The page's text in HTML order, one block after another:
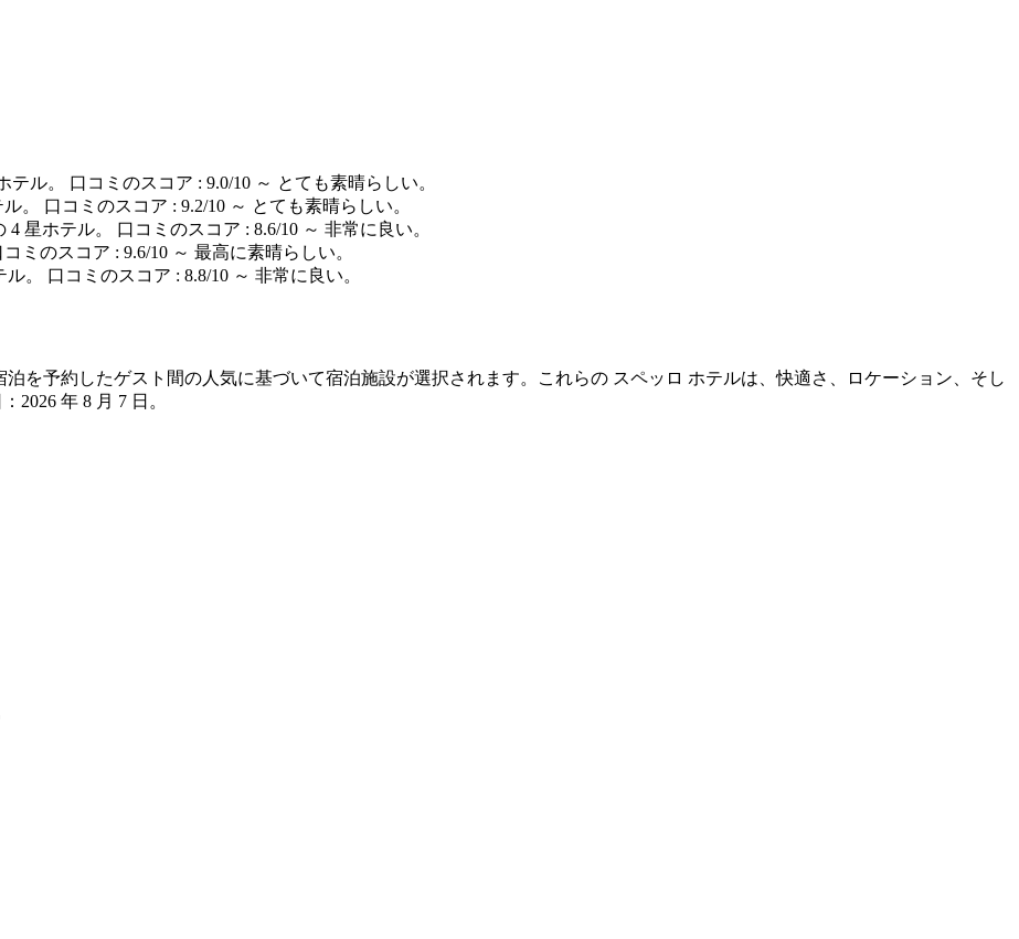
ル。 口コミのスコア : 9.0/10 ～ とても素晴らしい。
。 口コミのスコア : 9.2/10 ～ とても素晴らしい。
星ホテル。 口コミのスコア : 8.6/10 ～ 非常に良い。
ミのスコア : 9.6/10 ～ 最高に素晴らしい。
。 口コミのスコア : 8.8/10 ～ 非常に良い。
泊を予約したゲスト間の人気に基づいて宿泊施設が選択されます。これらの スペッロ ホテルは、快適さ、ロケーション、そし
2026 年 8 月 7 日 。